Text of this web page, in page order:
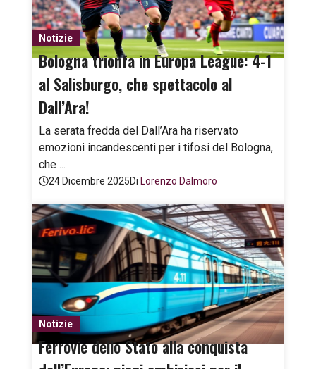
Notizie
Bologna trionfa in Europa League: 4-1
al Salisburgo, che spettacolo al
Dall’Ara!
La serata fredda del Dall’Ara ha riservato
emozioni incandescenti per i tifosi del Bologna,
che ...
24 Dicembre 2025Di Lorenzo Dalmoro
Notizie
Ferrovie dello Stato alla conquista